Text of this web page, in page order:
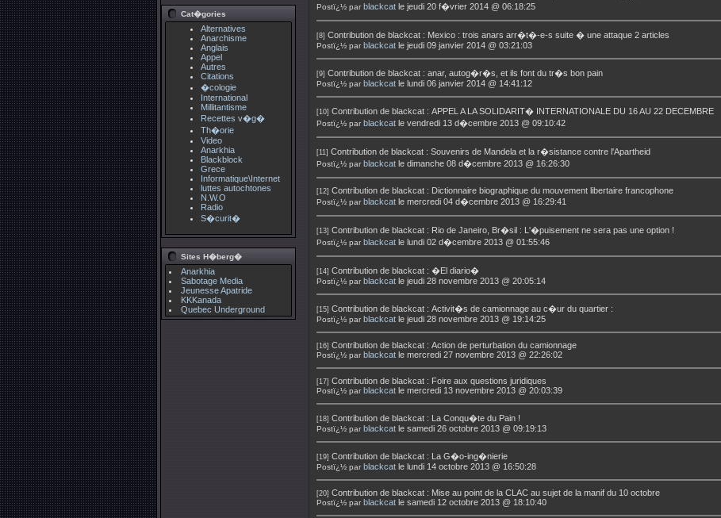
Cat�gories
Alternatives
Anarchisme
Anglais
Appel
Autres
Citations
�cologie
International
Millitantisme
Recettes v�g�
Th�orie
Video
Anarkhia
Blackblock
Grece
Informatique\Internet
luttes autochtones
N.W.O
Radio
S�curit�
Sites H�berg�
Anarkhia
Sabotage Media
Jeunesse Apatride
KKKanada
Quebec Underground
Postï¿½ par blackcat le jeudi 20 f�vrier 2014 @ 06:18:25
[8] Contribution de blackcat : Mexico : trois anars arr�t�-e-s suite � une attaque 2 articles
Postï¿½ par blackcat le jeudi 09 janvier 2014 @ 03:21:03
[9] Contribution de blackcat : anar, autog�r�s, et ils font du tr�s bon pain
Postï¿½ par blackcat le lundi 06 janvier 2014 @ 14:41:12
[10] Contribution de blackcat : APPEL A LA SOLIDARIT� INTERNATIONALE DU 16 AU 22 DECEMBRE
Postï¿½ par blackcat le vendredi 13 d�cembre 2013 @ 09:10:42
[11] Contribution de blackcat : Souvenirs de Mandela et la r�sistance contre l'Apartheid
Postï¿½ par blackcat le dimanche 08 d�cembre 2013 @ 16:26:30
[12] Contribution de blackcat : Dictionnaire biographique du mouvement libertaire francophone
Postï¿½ par blackcat le mercredi 04 d�cembre 2013 @ 16:29:41
[13] Contribution de blackcat : Rio de Janeiro, Br�sil : L'�puisement ne sera pas une option !
Postï¿½ par blackcat le lundi 02 d�cembre 2013 @ 01:55:46
[14] Contribution de blackcat : �El diario�
Postï¿½ par blackcat le jeudi 28 novembre 2013 @ 20:05:14
[15] Contribution de blackcat : Activit�s de camionnage au c�ur du quartier :
Postï¿½ par blackcat le jeudi 28 novembre 2013 @ 19:14:25
[16] Contribution de blackcat : Action de perturbation du camionnage
Postï¿½ par blackcat le mercredi 27 novembre 2013 @ 22:26:02
[17] Contribution de blackcat : Foire aux questions juridiques
Postï¿½ par blackcat le mercredi 13 novembre 2013 @ 20:03:39
[18] Contribution de blackcat : La Conqu�te du Pain !
Postï¿½ par blackcat le samedi 26 octobre 2013 @ 09:19:13
[19] Contribution de blackcat : La G�o-ing�nierie
Postï¿½ par blackcat le lundi 14 octobre 2013 @ 16:50:28
[20] Contribution de blackcat : Mise au point de la CLAC au sujet de la manif du 10 octobre
Postï¿½ par blackcat le samedi 12 octobre 2013 @ 18:10:40